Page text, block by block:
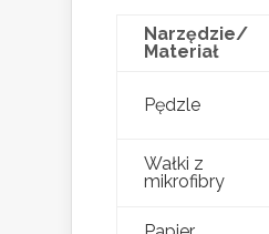
Narzędzie/
Materiał
Pędzle
Wałki z
mikrofibry